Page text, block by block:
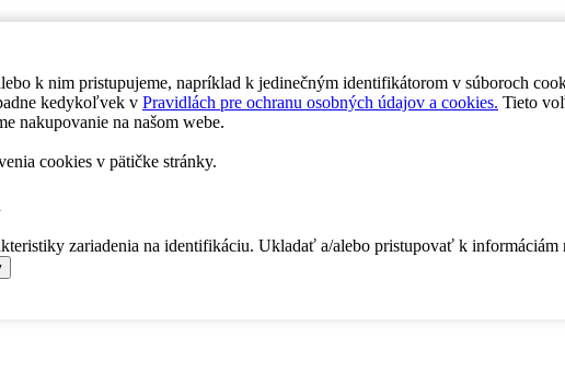
k nim pristupujeme, napríklad k jedinečným identifikátorom v súboroch
kedykoľvek v Pravidlách pre ochranu osobných údajov a cookies. Tieto
nakupovanie na našom webe.
cookies v pätičke stránky.
zariadenia na identifikáciu. Ukladať a/alebo pristupovať k informáciám